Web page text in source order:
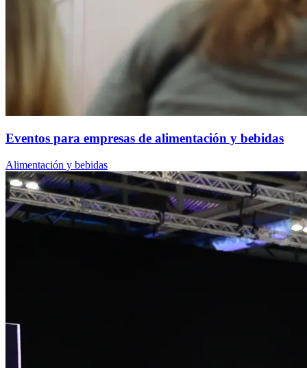
Eventos para empresas de alimentación y bebidas
Alimentación y bebidas